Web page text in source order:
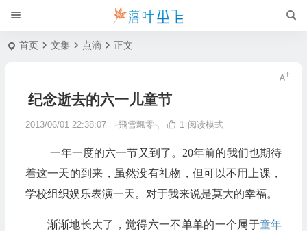
首页 文集 点滴 正文
纪念逝去的六一儿童节
2013/06/01 22:38:07 ╭飛雪飄零╮ 1 阅读模式
一年一度的六一节又到了。20年前的我们也期待
着这一天的到来，虽然没有礼物，但可以不用上课，
学校组织娱乐表演一天。对于我来说是莫大的幸福。
渐渐地长大了，觉得六一不单单的一个属于童年